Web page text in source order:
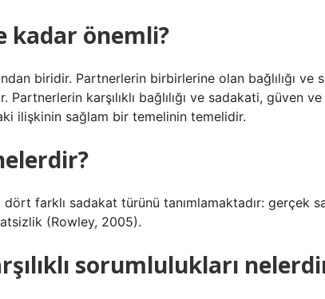
kadar önemli?
biridir. Partnerlerin birbirlerine olan bağlılığı ve
Partnerlerin karşılıklı bağlılığı ve sadakati, güven
ilişkinin sağlam bir temelinin temelidir.
farklı sadakat türünü tanımlamaktadır: gerçek
(Rowley, 2005).
sorumlulukları